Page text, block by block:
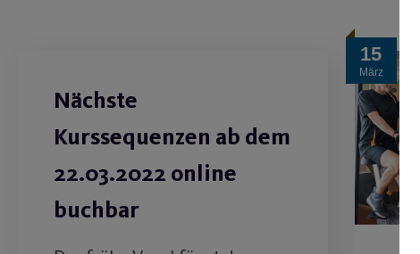
Nächste
Kurssequenzen ab dem
22.03.2022 online
buchbar
15
März